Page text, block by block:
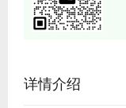
详情介绍